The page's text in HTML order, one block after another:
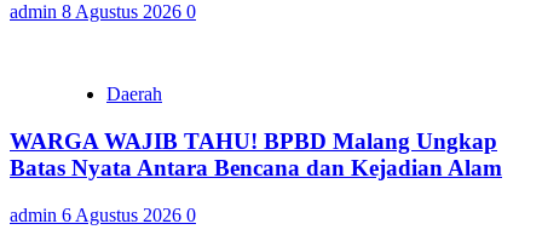
admin 8 Agustus 2026 0
Daerah
WARGA WAJIB TAHU! BPBD Malang Ungkap
Batas Nyata Antara Bencana dan Kejadian Alam
admin 6 Agustus 2026 0